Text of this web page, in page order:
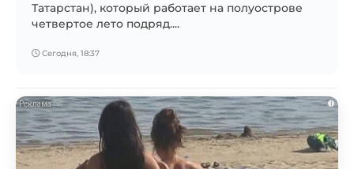
Татарстан), который работает на полуострове
четвертое лето подряд....
Сегодня, 18:37
i